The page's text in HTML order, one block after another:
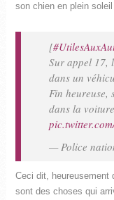
son chien en plein
[
Sur appel 17,
dans un
Fin heureuse,
dans la
— Police
Ceci dit, heureusement
sont des choses qui